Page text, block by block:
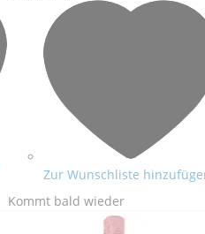
Zur Wunschliste
Kommt bald wieder